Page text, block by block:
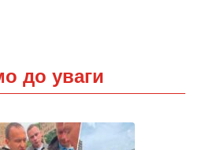
до уваги